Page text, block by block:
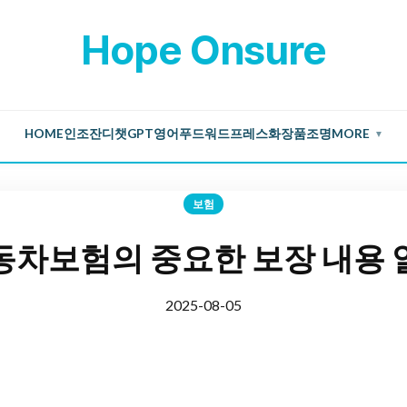
Hope Onsure
HOME인조잔디 챗GPT영어 푸드워드프레스화장품조명MORE ▼
보험
차보험의 중요한 보장 내용
2025-08-05